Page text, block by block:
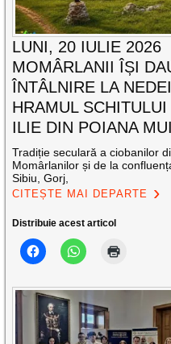
LUNI, 20 IULIE 2026
MOMÂRLANII ÎȘI
ÎNTÂLNIRE LA
HRAMUL
ILIE DIN POIANA
Tradiție seculară a ciobanilor
Momârlanilor și de la
Sibiu, Gorj,
CITEȘTE MAI DEPARTE
Distribuie acest articol